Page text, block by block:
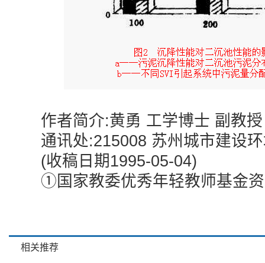
作者简介:黄勇 工学博士 副教授
通讯处:215008 苏州城市建设环
(收稿日期1995-05-04)
①国家教委优秀年轻教师基金资
相关推荐